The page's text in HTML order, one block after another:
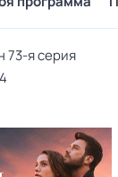
73-я серия